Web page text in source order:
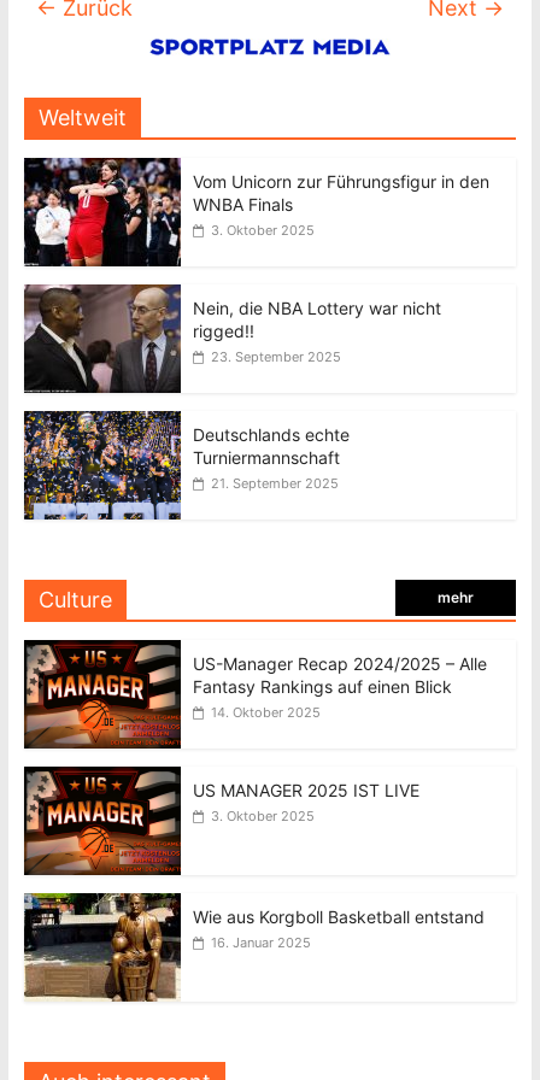
← Zurück Next →
Weltweit
Vom Unicorn zur Führungsfigur in den
WNBA Finals
3. Oktober 2025
Nein, die NBA Lottery war nicht
rigged!!
23. September 2025
Deutschlands echte
Turniermannschaft
21. September 2025
Culture mehr
US-Manager Recap 2024/2025 – Alle
Fantasy Rankings auf einen Blick
14. Oktober 2025
US MANAGER 2025 IST LIVE
3. Oktober 2025
Wie aus Korgboll Basketball entstand
16. Januar 2025